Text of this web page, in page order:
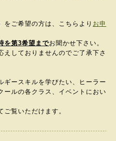
をご希望の方は、こちらより お申
を第3希望までお聞かせ下さい。
えしておりませんのでご了承下さ
ギースキルを学びたい、ヒーラー
ールの各クラス、イベントにおい
ご覧いただけます。